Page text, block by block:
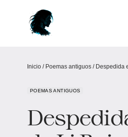
Inicio / Poemas antiguos / Despedida
POEMAS ANTIGUOS